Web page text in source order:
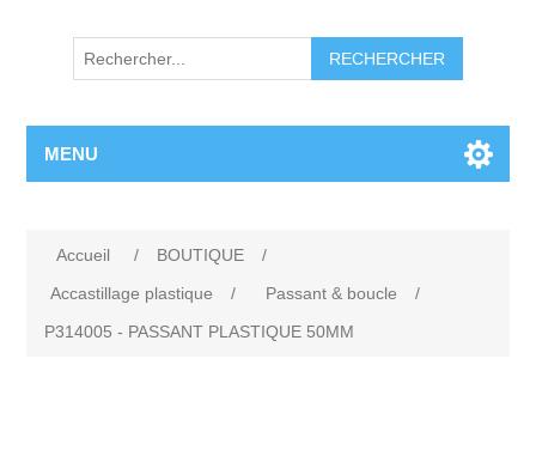
RECHERCHER
MENU
Accueil / BOUTIQUE
/
Accastillage plastique
/ Passant & boucle
/
P314005 - PASSANT PLASTIQUE 50MM